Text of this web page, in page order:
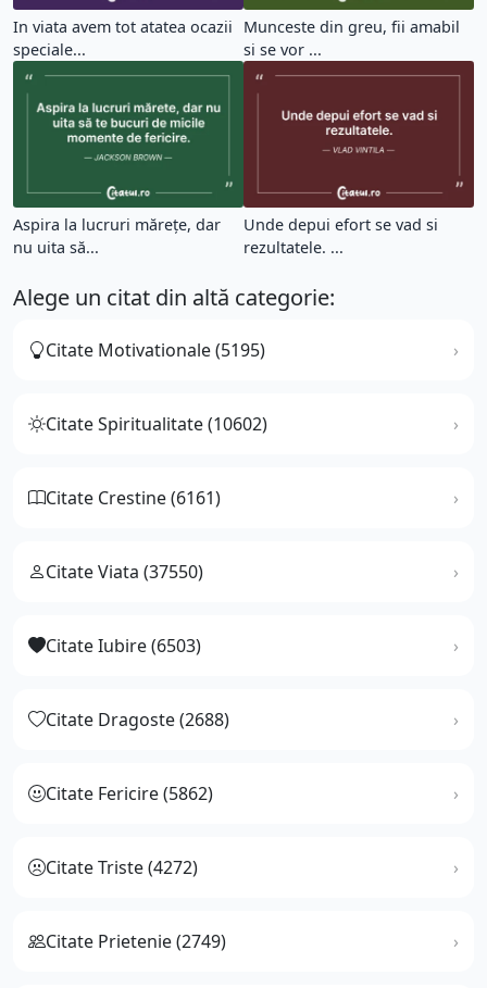
In viata avem tot atatea ocazii
speciale...
Munceste din greu, fii amabil
si se vor ...
Aspira la lucruri mărețe, dar
nu uita să...
Unde depui efort se vad si
rezultatele. ...
Alege un citat din altă categorie:
Citate Motivationale (5195)
Citate Spiritualitate (10602)
Citate Crestine (6161)
Citate Viata (37550)
Citate Iubire (6503)
Citate Dragoste (2688)
Citate Fericire (5862)
Citate Triste (4272)
Citate Prietenie (2749)